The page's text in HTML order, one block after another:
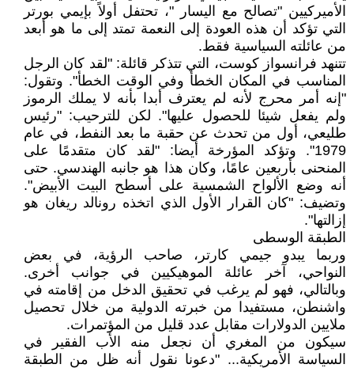
الأميركيين "تصالح مع اليسار "، تحتفل أولاً بإيمي بورتر
التي تؤكد أن هذه العودة إلى النعمة تمتد إلى ما هو أبعد
من عائلته السياسية فقط.
تتنهد فرانسواز كوست، التي تتذكر قائلة: "لقد كان الرجل
المناسب في المكان الخطأ وفي الوقت الخطأ". وتقول:
"إنه أمر محرج لأنه لم يعترف أبدا بأنه لا يملك الرموز
ولم يفعل شيئا للحصول عليها". لكن للترحيب: "رئيس
طليعي، أول من تحدث عن حقبة ما بعد النفط، في عام
1979". وتؤكد المؤرخة أيضا: "لقد كان متقدمًا على
المنحنى بأربعين عامًا، وكان هذا هو جانبه الهندسي. حتى
أنه وضع الألواح الشمسية على أسطح البيت الأبيض".
وتضيف: "كان القرار الأول الذي اتخذه رونالد ريغان هو
إزالتها".
الطبقة الوسطى
وربما يبدو جيمي كارتر، صاحب الرؤية، في بعض
النواحي، آخر عائلة الموهيكيين في جوانب أخرى.
وبالتالي، فهو لم يرغب في تحقيق الدخل من إقامته في
واشنطن، مستفيدا من خبرته الدولية من خلال تحصيل
ملايين الدولارات مقابل عدد قليل من المؤتمرات.
سيكون من المغري أن نجعل منه الأب الفقير في
السياسة الأمريكية... "دعونا نقول أنه ظل من الطبقة